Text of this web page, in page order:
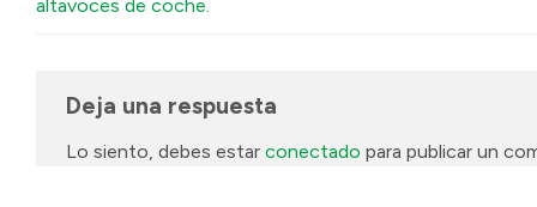
altavoces de coche.
Deja una respuesta
Lo siento, debes estar conectado para publicar un